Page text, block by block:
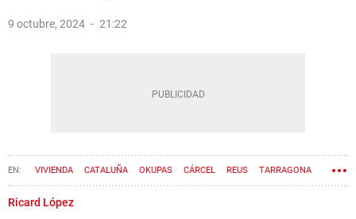
9 octubre, 2024 21:22
VIVIENDA CATALUÑA OKUPAS CÁRCEL REUS TARRAGONA
Ricard López